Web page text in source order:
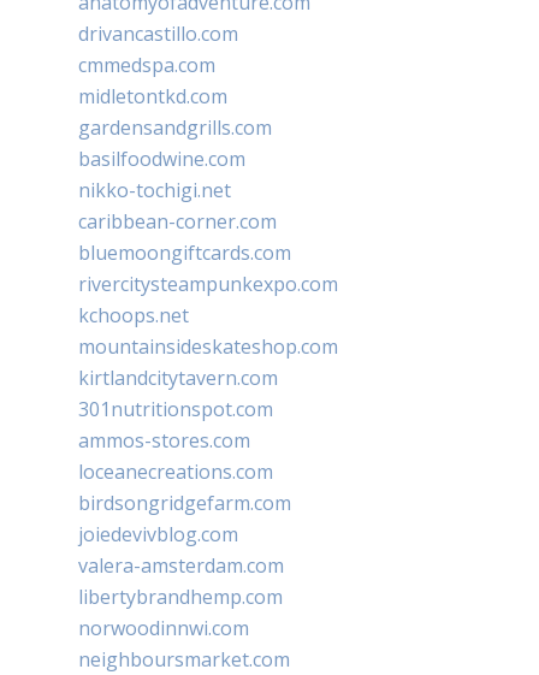
drivancastillo.com
cmmedspa.com
midletontkd.com
gardensandgrills.com
basilfoodwine.com
nikko-tochigi.net
caribbean-corner.com
bluemoongiftcards.com
rivercitysteampunkexpo.com
kchoops.net
mountainsideskateshop.com
kirtlandcitytavern.com
301nutritionspot.com
ammos-stores.com
loceanecreations.com
birdsongridgefarm.com
joiedevivblog.com
valera-amsterdam.com
libertybrandhemp.com
norwoodinnwi.com
neighboursmarket.com